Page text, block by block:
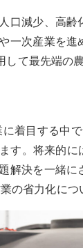
口減少、高
次産業を
て最先端の
着目する中
。将来的に
解決を一緒
省力化につ